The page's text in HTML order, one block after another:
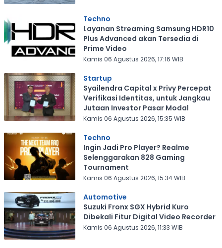
Techno
Layanan Streaming Samsung HDR10
Plus Advanced akan Tersedia di
Prime Video
Kamis 06 Agustus 2026, 17:16 WIB
Startup
Syailendra Capital x Privy Percepat
Verifikasi Identitas, untuk Jangkau
Jutaan Investor Pasar Modal
Kamis 06 Agustus 2026, 15:35 WIB
Techno
Ingin Jadi Pro Player? Realme
Selenggarakan 828 Gaming
Tournament
Kamis 06 Agustus 2026, 15:34 WIB
Automotive
Suzuki Fronx SGX Hybrid Kuro
Dibekali Fitur Digital Video Recorder
Kamis 06 Agustus 2026, 11:33 WIB